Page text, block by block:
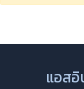
แอสอิ